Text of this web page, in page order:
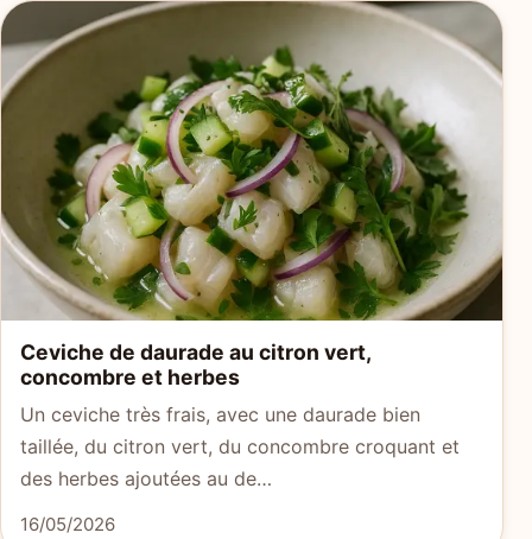
Ceviche de daurade au citron vert,
concombre et herbes
Un ceviche très frais, avec une daurade bien
taillée, du citron vert, du concombre croquant et
des herbes ajoutées au de…
16/05/2026